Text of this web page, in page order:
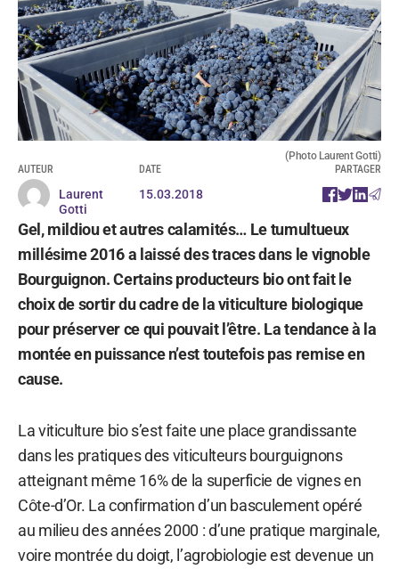
(Photo Laurent Gotti)
AUTEUR
Laurent
Gotti
DATE
15.03.2018
PARTAGER
Gel, mildiou et autres calamités… Le tumultueux
millésime 2016 a laissé des traces dans le vignoble
Bourguignon. Certains producteurs bio ont fait le
choix de sortir du cadre de la viticulture biologique
pour préserver ce qui pouvait l’être. La tendance à la
montée en puissance n’est toutefois pas remise en
cause.
La viticulture bio s’est faite une place grandissante
dans les pratiques des viticulteurs bourguignons
atteignant même 16% de la superficie de vignes en
Côte-d’Or. La confirmation d’un basculement opéré
au milieu des années 2000 : d’une pratique marginale,
voire montrée du doigt, l’agrobiologie est devenue un